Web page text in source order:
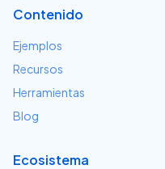
Contenido
Ejemplos
Recursos
Herramientas
Blog
Ecosistema